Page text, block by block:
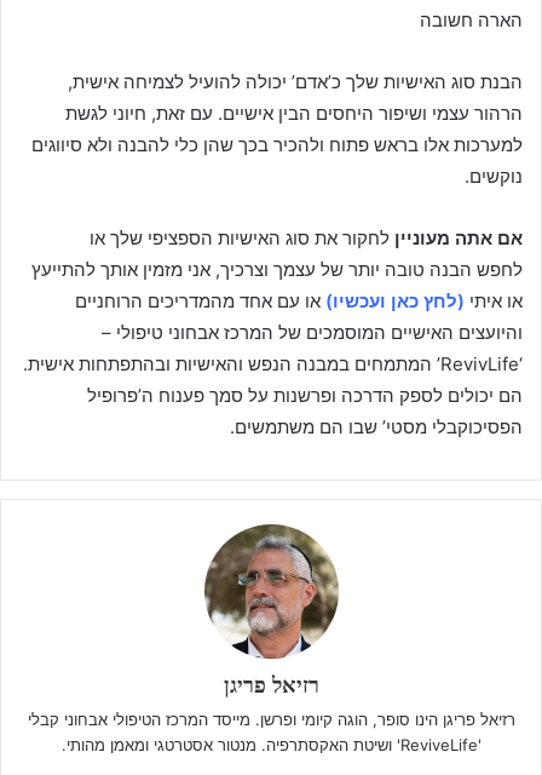
הארה חשובה
הבנת סוג האישיות שלך כ’אדם’ יכולה להועיל לצמיחה אישית,
הרהור עצמי ושיפור היחסים הבין אישיים. עם זאת, חיוני לגשת
למערכות אלו בראש פתוח ולהכיר בכך שהן כלי להבנה ולא סיווגים
נוקשים.
אם אתה מעוניין לחקור את סוג האישיות הספציפי שלך או
לחפש הבנה טובה יותר של עצמך וצרכיך, אני מזמין אותך להתייעץ
או איתי (לחץ כאן ועכשיו) או עם אחד מהמדריכים הרוחניים
והיועצים האישיים המוסמכים של המרכז אבחוני טיפולי –
‘RevivLife’ המתמחים במבנה הנפש והאישיות ובהתפתחות אישית.
הם יכולים לספק הדרכה ופרשנות על סמך פענוח ה’פרופיל
הפסיכוקבלי מסטי’ שבו הם משתמשים.
רזיאל פריגן
רזיאל פריגן הינו סופר, הוגה קיומי ופרשן. מייסד המרכז הטיפולי אבחוני קבלי
'ReviveLife' ושיטת האקסתרפיה. מנטור אסטרטגי ומאמן מהותי.